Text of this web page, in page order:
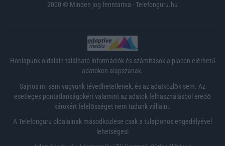
2000 © Minden jog fenntartva - Telefonguru.hu
Honlapunk oldalain található információk és számítások a piacon elérhető
adatokon alapszanak.
Sajnos mi sem vagyunk tévedhetetlenek, és az adatközlők sem. Az
esetleges pontatlanságokért valamint az adatok felhasználásból eredő
károkért felelősséget nem tudunk vállalni.
A Telefonguru oldalainak másodközlése csak a tulajdonos engedélyével
lehetséges!